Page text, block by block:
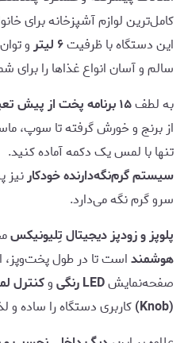
کامل‌ترین لوازم آشپزخانه برای
این دستگاه با ظرفیت۶ لیتر و توان
سالم و آسان انواع غذاها را برای
به لطف۱۵ برنامه پخت از پیش تعیین‌شده
از برنج و خورش گرفته تا سوپ،
تنها با لمس یک دکمه آماده کنید.
سیستم گرم‌نگه‌دارنده خودکارنیز
سرو گرم نگه می‌دارد.
پلوپز و زودپز دیجیتال تِلیونیکس
هوشمنداست تا در طول پخت‌وپز،
صفحه‌نمایشLED رنگی وکنترل
(Knob)
کاربری دستگاه را ساده